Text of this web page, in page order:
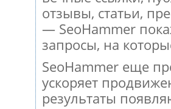
отзывы, статьи,
— SeoHammer
запросы, на
SeoHammer еще
ускоряет
результаты